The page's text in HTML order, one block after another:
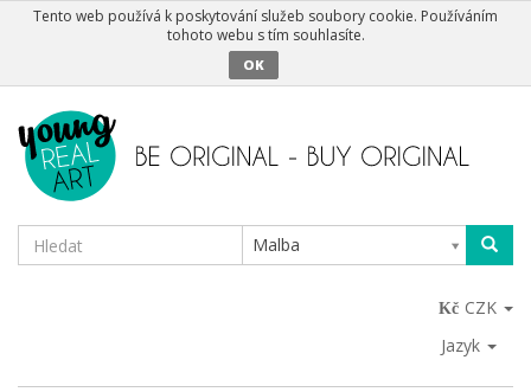
Tento web používá k poskytování služeb soubory cookie. Používáním
tohoto webu s tím souhlasíte.
OK
Malba
CZK
Jazyk